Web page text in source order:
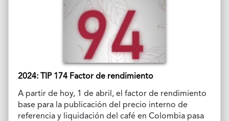
2024: TIP 174 Factor de rendimiento
A partir de hoy, 1 de abril, el factor de rendimiento
base para la publicación del precio interno de
referencia y liquidación del café en Colombia pasa